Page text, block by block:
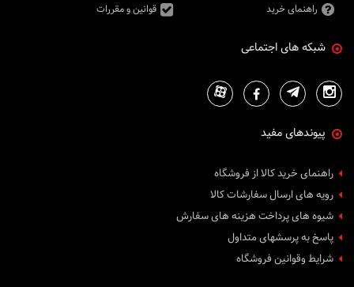
راهنمای خرید
قوانین و مقررات
شبکه های اجتماعی
پیوندهای مفید
راهنمای خرید کالا از فروشگاه
رویه های ارسال سفارشات کالا
شیوه های پرداخت هزینه های سفارش
پاسخ به پرسشهای متداول
شرایط وقوانین فروشگاه